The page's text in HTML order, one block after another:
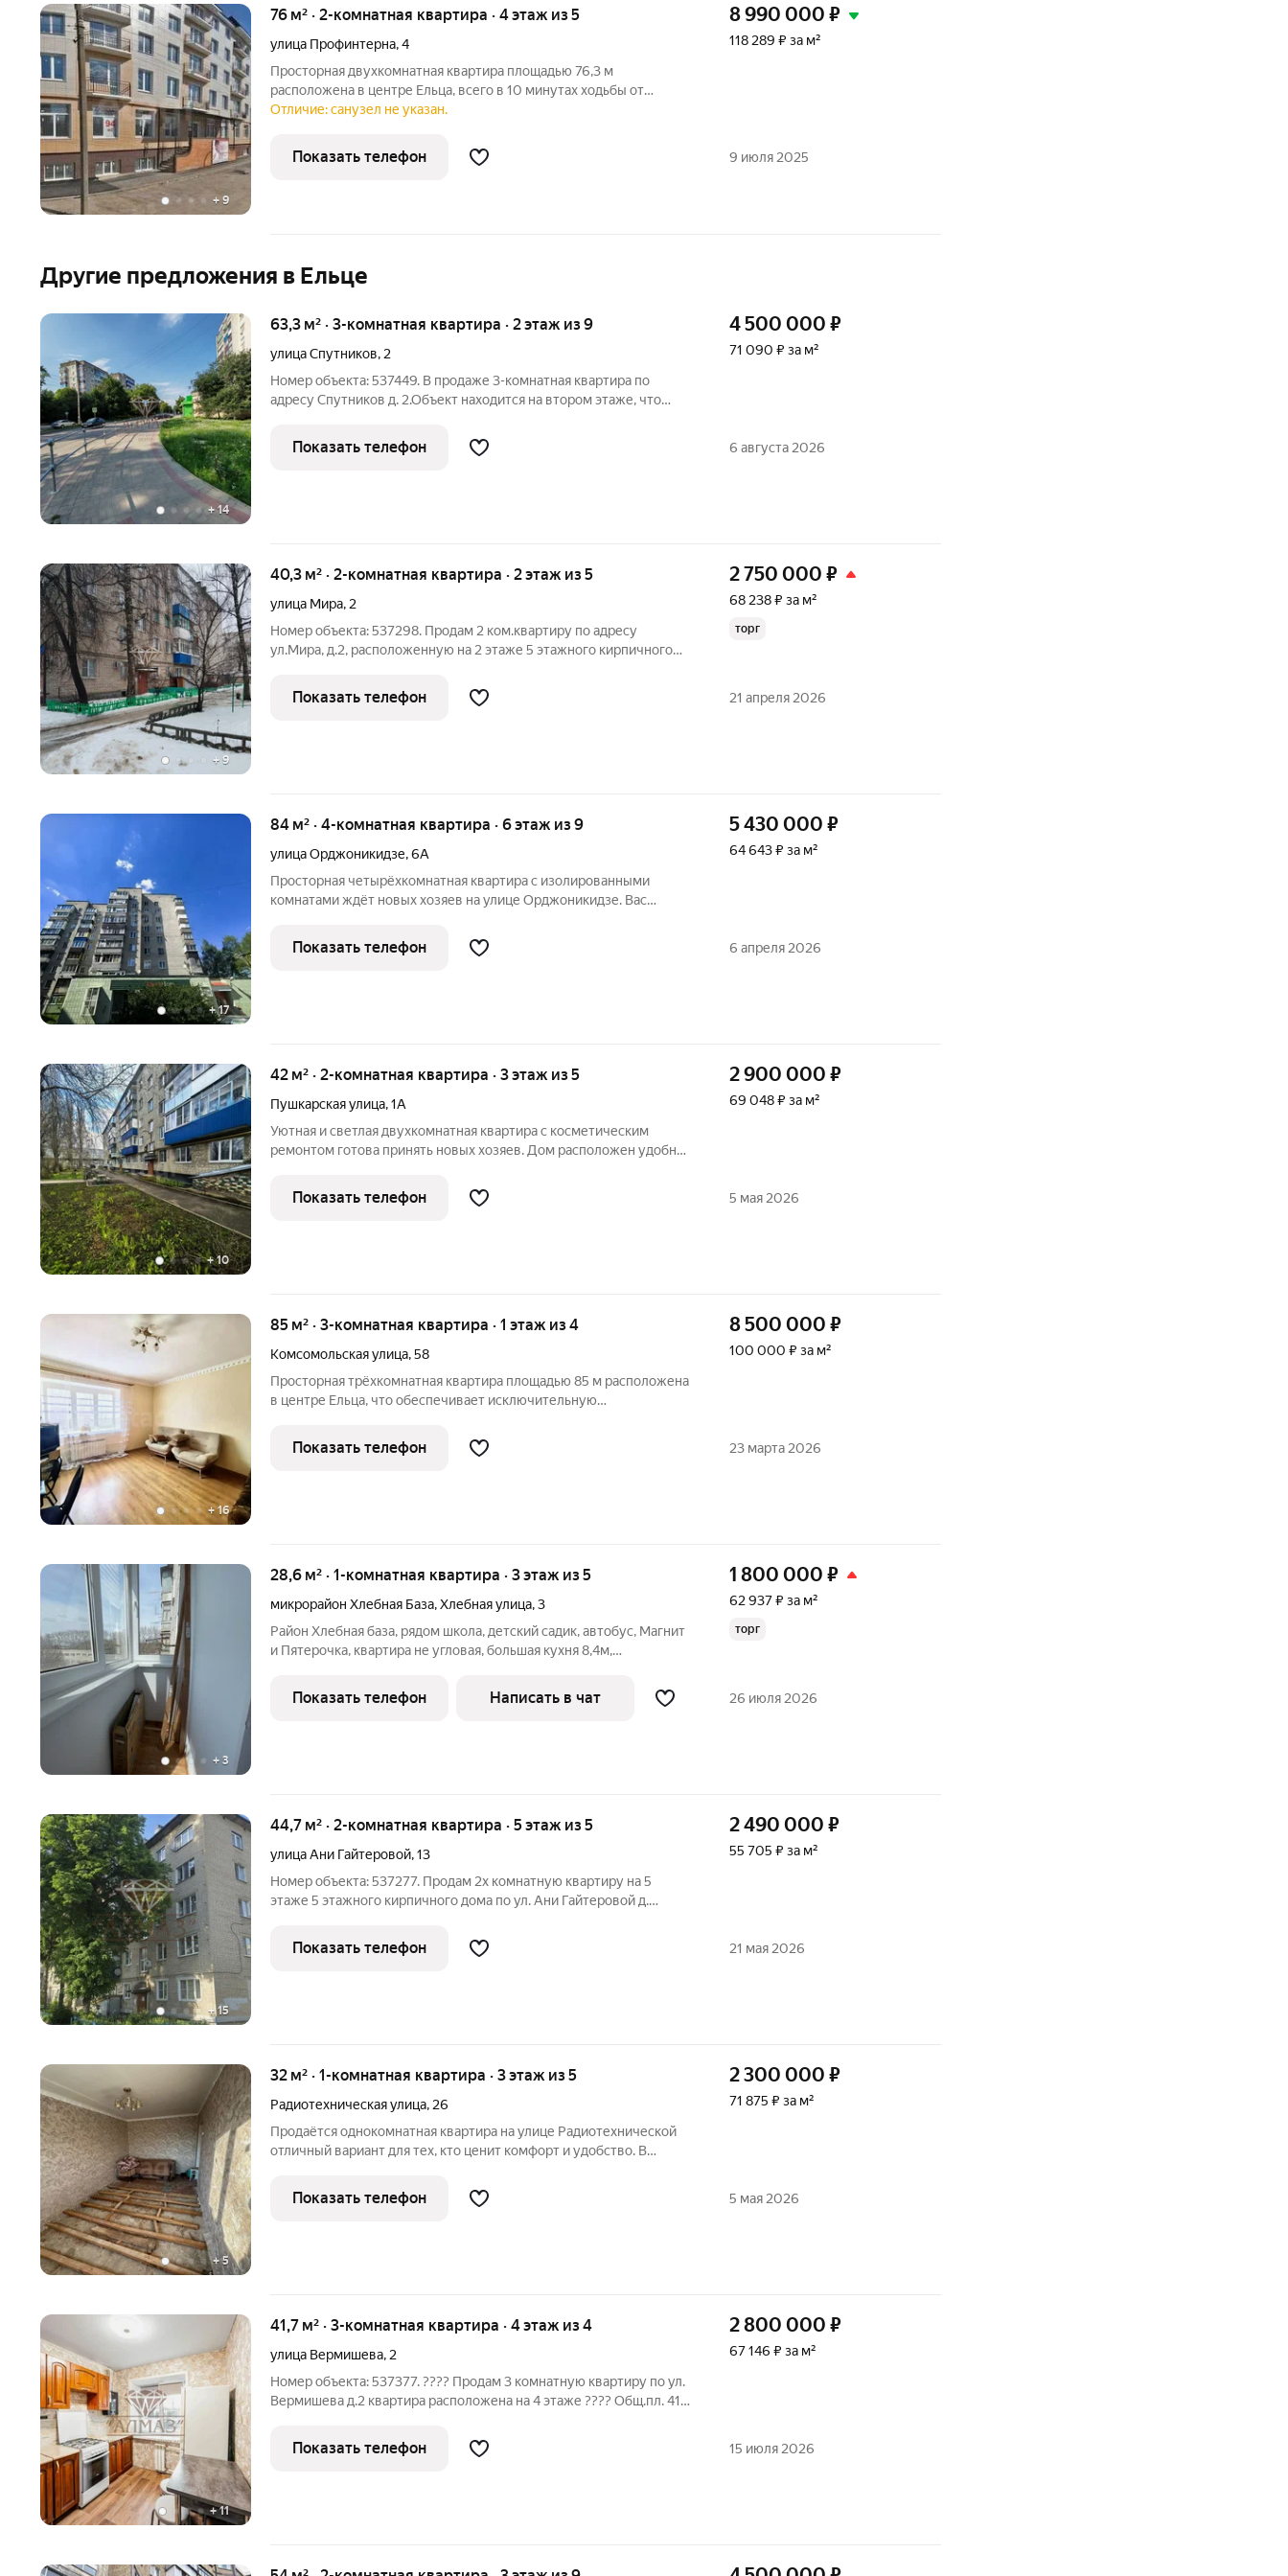
+ 9
76 м² · 2-комнатная квартира · 4 этаж из 5
улица Профинтерна,4
Просторная двухкомнатная квартира площадью 76,3 м
расположена в центре Ельца, всего в 10 минутах ходьбы от
основных городских объектов. Удобное расположение
судебным участкам, корпусу университета,
8 990 000 ₽
118 289 ₽ за м²
Отличие: санузел не указан.
Показать телефон 9 июля 2025
Другие предложения в Ельце
+14
63,3 м² · 3-комнатная квартира · 2 этаж из 9
улица Спутников, 2
Номер объекта: 537449. В продаже 3-комнатная квартира по
адресу Спутников д. 2.Объект находится на втором этаже, что
пожилых людей. Комнаты изолированные, что исключает
проходные зоны.
4 500 000 ₽
71 090 ₽ за м²
Показать телефон 6 августа 2026
+ 9
40,3 м² · 2-комнатная квартира · 2 этаж из 5
улица Мира, 2
Номер объекта: 537298. Продам 2 ком.квартиру по адресу
ул.Мира, д.2, расположенную на 2 этаже 5 этажного кирпичного
раздельный,горячая вода от колонки. Квартира находится в
хорошо развитом
2 750 000 ₽
68 238 ₽ за м²
торг
Показать телефон 21 апреля 2026
+17
84 м² · 4-комнатная квартира · 6 этаж из 9
улица Орджоникидзе,6А
Просторная четырёхкомнатная квартира с изолированными
комнатами ждёт новых хозяев на улице Орджоникидзе. Вас
прекрасным видом и дополнительный балкон. В квартире
установлены пластиковые окна,
5 430 000 ₽
64 643 ₽ за м²
Показать телефон 6 апреля 2026
+10
42 м² · 2-комнатная квартира · 3 этаж из 5
Пушкарская улица,1А
Уютная и светлая двухкомнатная квартира с косметическим
ремонтом готова принять новых хозяев. Дом расположен удобно:
транспорта, детский сад, школа и сквер для прогулок. Комнаты
смежные это
2 900 000 ₽
69 048 ₽ за м²
Показать телефон 5 мая 2026
+16
85 м² · 3-комнатная квартира · 1 этаж из 4
Комсомольская улица,58
Просторная трёхкомнатная квартира площадью 85 м расположена
в центре Ельца, что обеспечивает исключительную
городская больница, корпус университета, судебные участки, а
также сквер и стадион для
8 500 000 ₽
100 000 ₽ за м²
Показать телефон 23 марта 2026
+ 3
28,6 м² · 1-комнатная квартира · 3 этаж из 5
микрорайон Хлебная База,Хлебная улица,3
Район Хлебная база, рядом школа, детский садик, автобус, Магнит
и Пятерочка, квартира не угловая, большая кухня 8,4м,
застекленный балкон, подвальное помещение Один взрослый
собственник, соседи тихие
1 800 000 ₽
62 937 ₽ за м²
торг
Показать телефон Написать в чат 26 июля 2026
+15
44,7 м² · 2-комнатная квартира · 5 этаж из 5
улица Ани Гайтеровой,13
Номер объекта: 537277. Продам 2х комнатную квартиру на 5
этаже 5 этажного кирпичного дома по ул. Ани Гайтеровой д.
санузел совмещённый. Квартира не угловая, теплая, окна выходят
2 490 000 ₽
55 705 ₽ за м²
Показать телефон 21 мая 2026
+5
32 м² · 1-комнатная квартира · 3 этаж из 5
Радиотехническая улица, 26
Продаётся однокомнатная квартира на улице Радиотехнической
отличный вариант для тех, кто ценит комфорт и удобство. В
уникальная возможность завершить его по своему вкусу:
спланировать
2 300 000 ₽
71 875 ₽ за м²
Показать телефон 5 мая 2026
+11
41,7 м² · 3-комнатная квартира · 4 этаж из 4
улица Вермишева, 2
Номер объекта: 537377. ???? Продам 3 комнатную квартиру по ул.
Вермишева д.2 квартира расположена на 4 этаже ???? Общ.пл. 41,7
отопление, натянуты потолки, окна пластик, хорошая входная
2 800 000 ₽
67 146 ₽ за м²
Показать телефон 15 июля 2026